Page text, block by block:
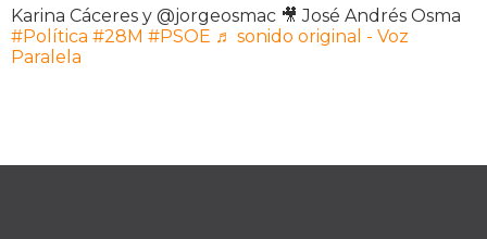
Karina Cáceres y @jorgeosmac 🎥 José Andrés Osma
#Política #28M #PSOE ♬ sonido original - Voz
Paralela